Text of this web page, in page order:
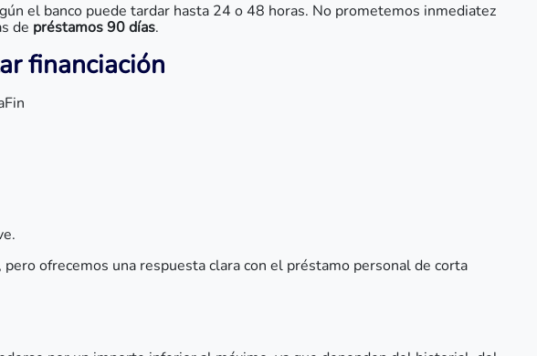
el banco puede tardar hasta 24 o 48 horas. No prometemos inmediatez
de préstamos 90 días.
financiación
ofrecemos una respuesta clara con el préstamo personal de corta